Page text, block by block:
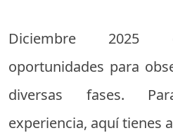
Diciembre 2025
oportunidades para
diversas fases.
experiencia, aquí tienes